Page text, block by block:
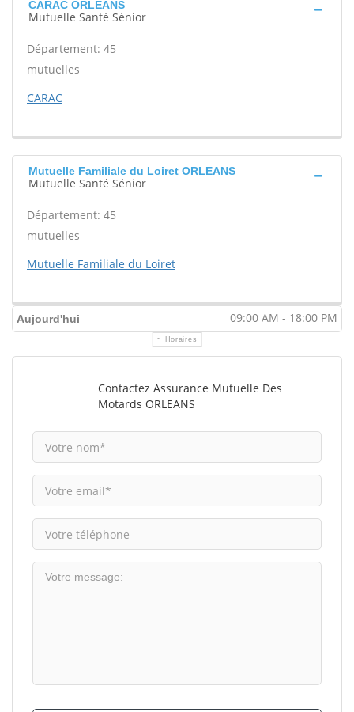
CARAC ORLEANS
Mutuelle Santé Sénior
Département: 45
mutuelles
CARAC
Mutuelle Familiale du Loiret ORLEANS
Mutuelle Santé Sénior
Département: 45
mutuelles
Mutuelle Familiale du Loiret
Aujourd'hui 09:00 AM - 18:00 PM
Horaires
Contactez Assurance Mutuelle Des
Motards ORLEANS